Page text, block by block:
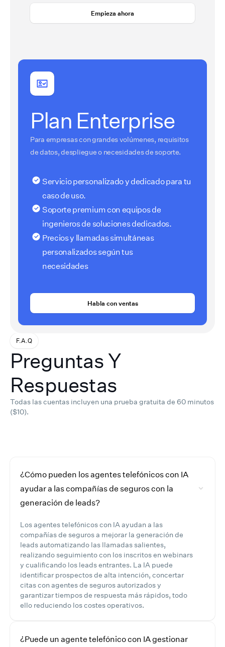
Empieza ahora
Plan Enterprise
Para empresas con grandes volúmenes, requisitos
de datos, despliegue o necesidades de soporte.
Servicio personalizado y dedicado para tu
caso de uso.
Soporte premium con equipos de
ingenieros de soluciones dedicados.
Precios y llamadas simultáneas
personalizados según tus
necesidades
Habla con ventas
F.A.Q
Preguntas Y
Respuestas
Todas las cuentas incluyen una prueba gratuita de 60 minutos
($10).
¿Cómo pueden los agentes telefónicos con IA
ayudar a las compañías de seguros con la
generación de leads?
Los agentes telefónicos con IA ayudan a las
compañías de seguros a mejorar la generación de
leads automatizando las llamadas salientes,
realizando seguimiento con los inscritos en webinars
y cualificando los leads entrantes. La IA puede
identificar prospectos de alta intención, concertar
citas con agentes de seguros autorizados y
garantizar tiempos de respuesta más rápidos, todo
ello reduciendo los costes operativos.
¿Puede un agente telefónico con IA gestionar